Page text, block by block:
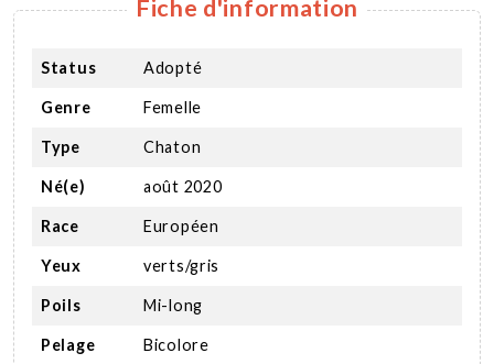
Fiche d'information
Status Adopté
Genre Femelle
Type Chaton
Né(e) août 2020
Race Européen
Yeux verts/gris
Poils Mi-long
Pelage Bicolore